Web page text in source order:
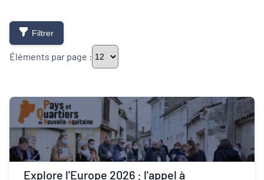
Filtrer
Éléments par page :
Thématiques
Démarches alimentaires de territoire
Développement territorial
Explore l'Europe 2026 : l'appel à